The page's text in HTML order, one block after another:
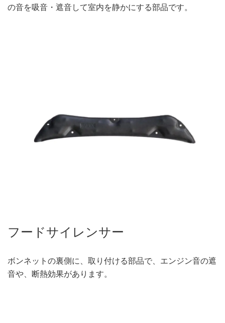
の音を吸音・遮音して室内を静かにする部品です。
フードサイレンサー
ボンネットの裏側に、取り付ける部品で、エンジン音の遮
音や、断熱効果があります。